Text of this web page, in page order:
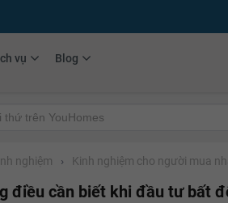
vụ Blog
nghiệm › Kinh nghiệm cho người mua
điều cần biết khi đầu tư bất